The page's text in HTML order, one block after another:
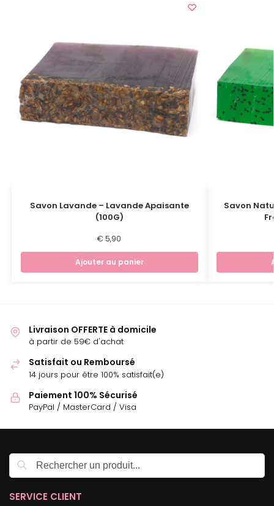
Savon Lavande – Lavande Apaisante
(100G)
€ 5,90
Ajouter au panier
Savon
Livraison OFFERTE à domicile
à partir de 59€ d'achat
Satisfait ou Remboursé
14 jours pour être 100% satisfait(e)
Paiement 100% Sécurisé
PayPal / MasterCard / Visa
SERVICE CLIENT